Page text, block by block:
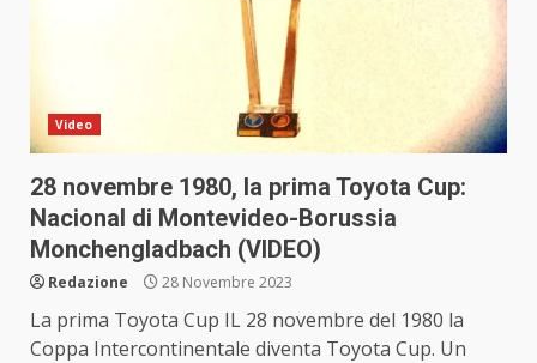
Video
28 novembre 1980, la prima Toyota Cup:
Nacional di Montevideo-Borussia
Monchengladbach (VIDEO)
Redazione 28 Novembre 2023
La prima Toyota Cup IL 28 novembre del 1980 la
Coppa Intercontinentale diventa Toyota Cup. Un